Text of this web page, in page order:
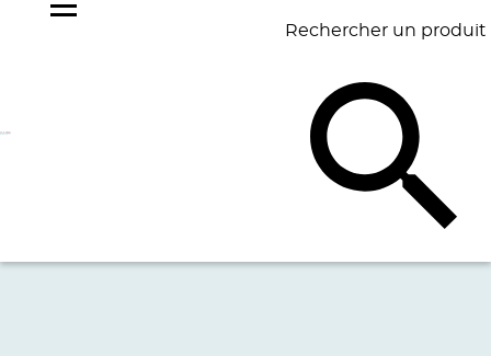
Rechercher un produit
BAGAGERIE BUREAU